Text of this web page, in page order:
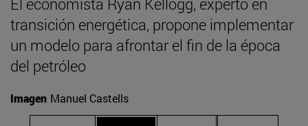
transición energética, propone implementar
un modelo para afrontar el fin de la época
del petróleo
Imagen Manuel Castells